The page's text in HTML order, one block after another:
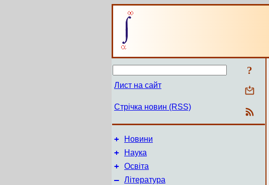
?
Лист на сайт
Стрічка новин (RSS)
+ Новини
+ Наука
+ Освіта
– Література